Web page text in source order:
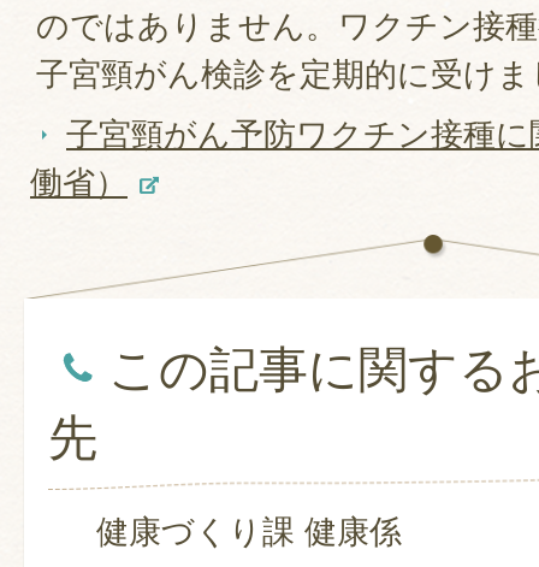
のではありません。ワクチン接
子宮頸がん検診を定期的に受け
子宮頸がん予防ワクチン接種
働省）
この記事に関する
先
健康づくり課 健康係